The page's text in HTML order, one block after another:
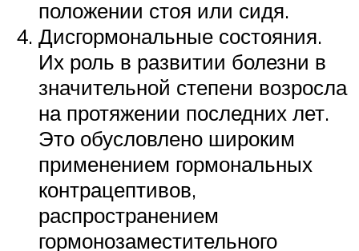
положении стоя или сидя.
Дисгормональные состояния.
Их роль в развитии болезни в
значительной степени возросла
на протяжении последних лет.
Это обусловлено широким
применением гормональных
контрацептивов,
распространением
гормонозаместительного